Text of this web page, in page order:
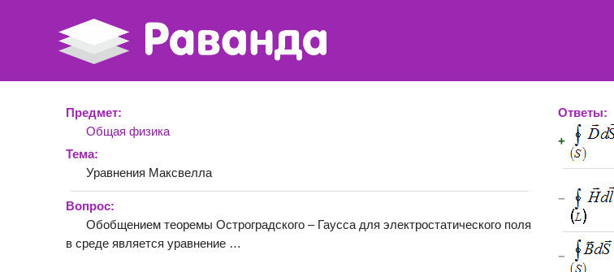
Предмет:
Общая физика
Тема:
Уравнения Максвелла
Вопрос:
Обобщением теоремы Остроградского – Гаусса для электростатического поля
в среде является уравнение …
Ответы:
+
−
−